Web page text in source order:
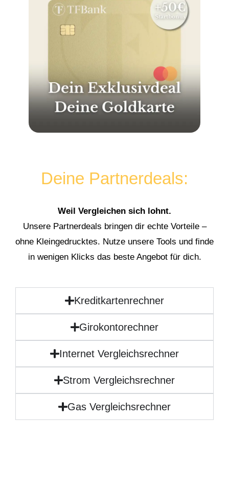
Deine Partnerdeals:
Weil Vergleichen sich lohnt.
Unsere Partnerdeals bringen dir echte Vorteile –
ohne Kleingedrucktes. Nutze unsere Tools und finde
in wenigen Klicks das beste Angebot für dich.
Kreditkartenrechner
Girokontorechner
Internet Vergleichsrechner
Strom Vergleichsrechner
Gas Vergleichsrechner